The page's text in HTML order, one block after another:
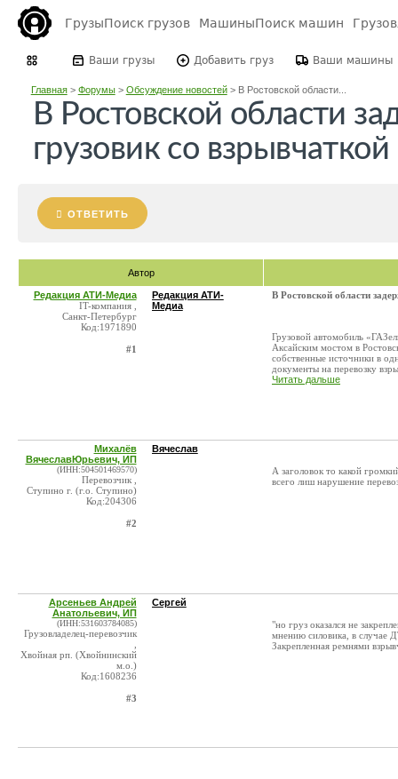
ГрузыПоиск грузов МашиныПоиск машин
Ваши грузы Добавить груз Ваши машины
Главная> Форумы> Обсуждение новостей> В Ростовской области...
В Ростовской области
грузовик со взрывчаткой
ОТВЕТИТЬ
Автор
Редакция АТИ-Медиа
IT-компания ,
Санкт-Петербург
Код:1971890
#1
Редакция АТИ-
Медиа
В Ростовской области
Грузовой автомобиль
Аксайским мостом в
собственные источники в
документы на перевозку
Читать дальше
Михалёв
ВячеславЮрьевич, ИП
(ИНН:504501469570)
Перевозчик ,
Ступино г. (г.о. Ступино)
Код:204306
#2
Вячеслав
А заголовок то какой
всего лиш нарушение
Арсеньев Андрей
Анатольевич, ИП
(ИНН:531603784085)
Грузовладелец-перевозчик
Хвойная рп. (Хвойнинский
м.о.)
Код:1608236
#3
Сергей
"но груз оказался не
мнению силовика, в случае
Закрепленная ремнями